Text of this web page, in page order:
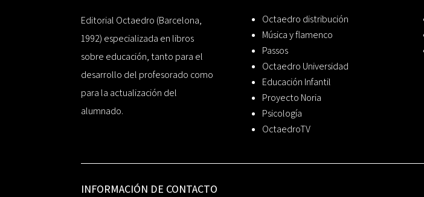
Editorial Octaedro (Barcelona,
1992) especializada en libros
sobre educación, tanto para el
desarrollo del profesorado como
para la actualización del
alumnado.
Octaedro distribución
Música y flamenco
Passos
Octaedro Universidad
Educación Infantil
Proyecto Noria
Psicología
OctaedroTV
INFORMACIÓN DE CONTACTO